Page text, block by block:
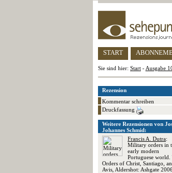
START
Sie sind hier: Start - Ausgabe
Rezension
Kommentar schreiben
Druckfassung
Weitere Rezensionen von
Johannes Schmid:
Francis A. Dutra:
Military orders in
early modern
Portuguese world.
Orders of Christ, Santiago,
Avis, Aldershot: Ashgate